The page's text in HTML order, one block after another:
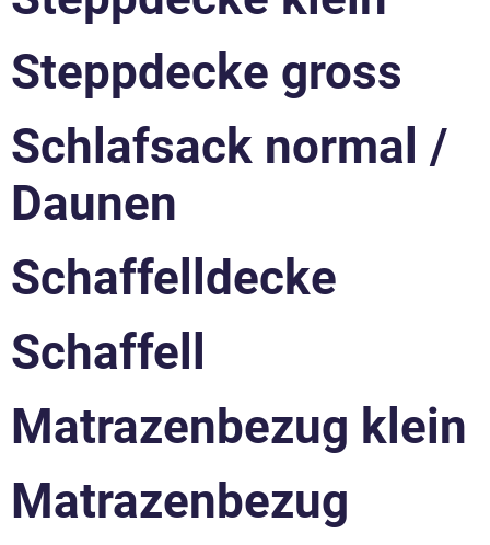
Steppdecke gross
Schlafsack normal /
Daunen
Schaffelldecke
Schaffell
Matrazenbezug klein
Matrazenbezug